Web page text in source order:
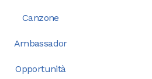
Canzone
Ambassador
Opportunità